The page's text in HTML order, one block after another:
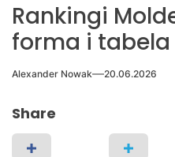
Rankingi
forma i tabela
Alexander Nowak 20.06.2026
Share